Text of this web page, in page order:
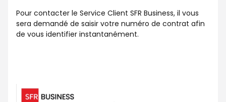
Pour contacter le Service Client SFR Business, il vous
sera demandé de saisir votre numéro de contrat afin
de vous identifier instantanément.